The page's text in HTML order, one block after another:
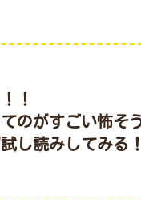
！
のがすごい怖そ
し読みしてみる